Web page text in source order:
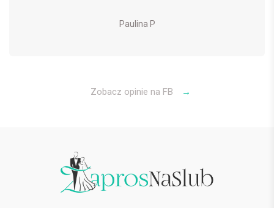
Paulina P
Zobacz opinie na FB →